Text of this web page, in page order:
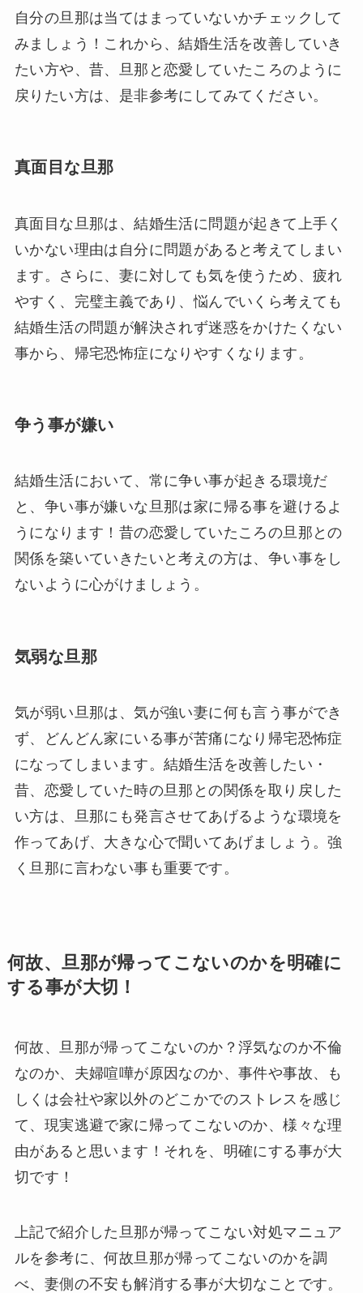
自分の旦那は当てはまっていないかチェックして
みましょう！これから、結婚生活を改善していき
たい方や、昔、旦那と恋愛していたころのように
戻りたい方は、是非参考にしてみてください。
真面目な旦那
真面目な旦那は、結婚生活に問題が起きて上手く
いかない理由は自分に問題があると考えてしまい
ます。さらに、妻に対しても気を使うため、疲れ
やすく、完璧主義であり、悩んでいくら考えても
結婚生活の問題が解決されず迷惑をかけたくない
事から、帰宅恐怖症になりやすくなります。
争う事が嫌い
結婚生活において、常に争い事が起きる環境だ
と、争い事が嫌いな旦那は家に帰る事を避けるよ
うになります！昔の恋愛していたころの旦那との
関係を築いていきたいと考えの方は、争い事をし
ないように心がけましょう。
気弱な旦那
気が弱い旦那は、気が強い妻に何も言う事ができ
ず、どんどん家にいる事が苦痛になり帰宅恐怖症
になってしまいます。結婚生活を改善したい・
昔、恋愛していた時の旦那との関係を取り戻した
い方は、旦那にも発言させてあげるような環境を
作ってあげ、大きな心で聞いてあげましょう。強
く旦那に言わない事も重要です。
何故、旦那が帰ってこないのかを明確に
する事が大切！
何故、旦那が帰ってこないのか？浮気なのか不倫
なのか、夫婦喧嘩が原因なのか、事件や事故、も
しくは会社や家以外のどこかでのストレスを感じ
て、現実逃避で家に帰ってこないのか、様々な理
由があると思います！それを、明確にする事が大
切です！
上記で紹介した旦那が帰ってこない対処マニュア
ルを参考に、何故旦那が帰ってこないのかを調
べ、妻側の不安も解消する事が大切なことです。